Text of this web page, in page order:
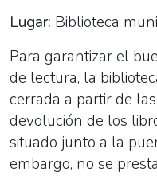
Lugar: Biblioteca
Para garantizar el
de lectura, la
cerrada a partir de
devolución de los
situado junto a la
embargo, no se